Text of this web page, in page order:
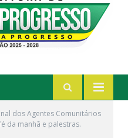
dos Agentes Comunitários
da manhã e palestras.